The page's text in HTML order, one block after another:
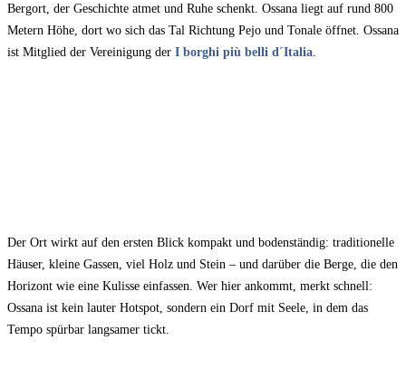
Bergort, der Geschichte atmet und Ruhe schenkt. Ossana liegt auf rund 800
Metern Höhe, dort wo sich das Tal Richtung Pejo und Tonale öffnet. Ossana
ist Mitglied der Vereinigung der I borghi più belli d´Italia
Der Ort wirkt auf den ersten Blick kompakt und bodenständig: traditionelle
Häuser, kleine Gassen, viel Holz und Stein – und darüber die Berge, die den
Horizont wie eine Kulisse einfassen. Wer hier ankommt, merkt schnell:
Ossana ist kein lauter Hotspot, sondern ein Dorf mit Seele, in dem das
Tempo spürbar langsamer tickt.